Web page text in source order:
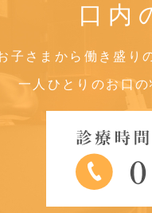
口内
子さまから働き盛り
一人ひとりのお口